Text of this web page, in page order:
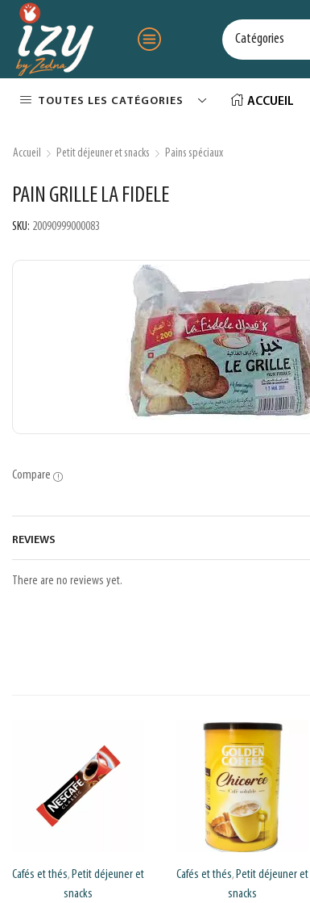
TOUTES LES CATÉGORIES ACCUEIL
Accueil Petit déjeuner et snacks Pains spéciaux
PAIN GRILLE LA FIDELE
SKU: 20090999000083
Compare
REVIEWS
There are no reviews yet.
Cafés et thés,Petit déjeuner et
snacks
Cafés et thés, Petit déjeuner et
snacks